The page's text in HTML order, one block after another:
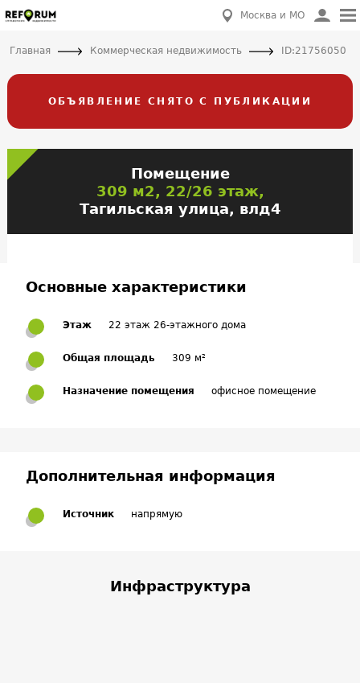
Москва и МО
Главная Коммерческая недвижимость ID:21756050
ОБЪЯВЛЕНИЕ СНЯТО С ПУБЛИКАЦИИ
Помещение
309 м2, 22/26 этаж,
Тагильская улица, влд4
Основные характеристики
Этаж 22 этаж 26-этажного дома
Общая площадь 309 м²
Назначение помещения офисное помещение
Дополнительная информация
Источник напрямую
Инфраструктура